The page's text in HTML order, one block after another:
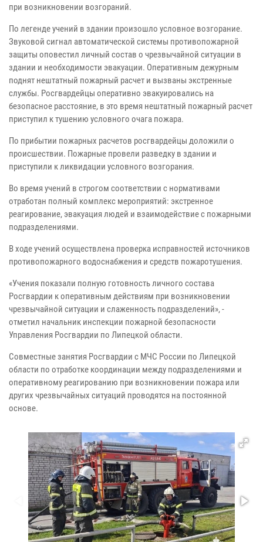
при возникновении возгораний.
По легенде учений в здании произошло условное возгорание.
Звуковой сигнал автоматической системы противопожарной
защиты оповестил личный состав о чрезвычайной ситуации в
здании и необходимости эвакуации. Оперативным дежурным
поднят нештатный пожарный расчет и вызваны экстренные
службы. Росгвардейцы оперативно эвакуировались на
безопасное расстояние, в это время нештатный пожарный расчет
приступил к тушению условного очага пожара.
По прибытии пожарных расчетов росгвардейцы доложили о
происшествии. Пожарные провели разведку в здании и
приступили к ликвидации условного возгорания.
Во время учений в строгом соответствии с нормативами
отработан полный комплекс мероприятий: экстренное
реагирование, эвакуация людей и взаимодействие с пожарными
подразделениями.
В ходе учений осуществлена проверка исправностей источников
противопожарного водоснабжения и средств пожаротушения.
«Учения показали полную готовность личного состава
Росгвардии к оперативным действиям при возникновении
чрезвычайной ситуации и слаженность подразделений», -
отметил начальник инспекции пожарной безопасности
Управления Росгвардии по Липецкой области.
Совместные занятия Росгвардии с МЧС России по Липецкой
области по отработке координации между подразделениями и
оперативному реагированию при возникновении пожара или
других чрезвычайных ситуаций проводятся на постоянной
основе.